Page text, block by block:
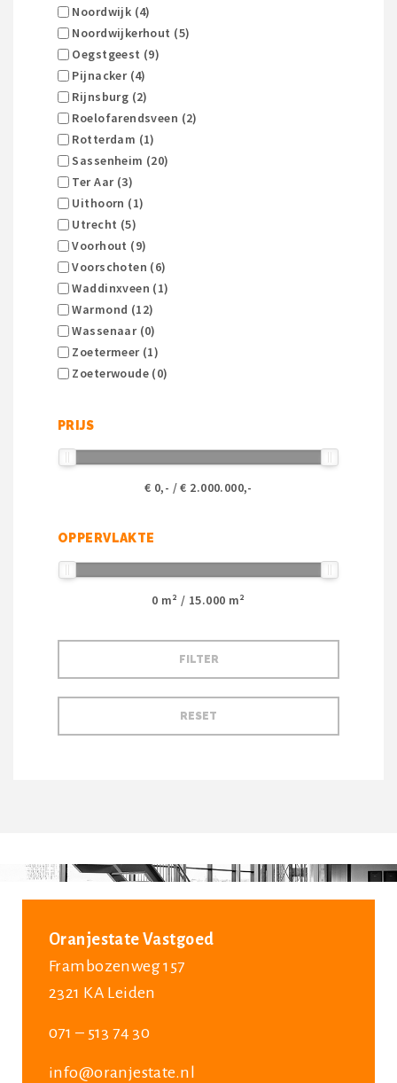
Noordwijk (4)
Noordwijkerhout (5)
Oegstgeest (9)
Pijnacker (4)
Rijnsburg (2)
Roelofarendsveen (2)
Rotterdam (1)
Sassenheim (20)
Ter Aar (3)
Uithoorn (1)
Utrecht (5)
Voorhout (9)
Voorschoten (6)
Waddinxveen (1)
Warmond (12)
Wassenaar (0)
Zoetermeer (1)
Zoeterwoude (0)
PRIJS
€ 0,- / € 2.000.000,-
OPPERVLAKTE
0 m² / 15.000 m²
Oranjestate Vastgoed
Frambozenweg 157
2321 KA Leiden
071 – 513 74 30
info@oranjestate.nl